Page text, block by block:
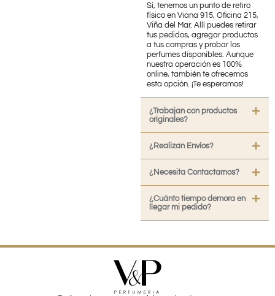
Sí, tenemos un punto de retiro
físico en Viana 915, Oficina 215,
Viña del Mar. Allí puedes retirar
tus pedidos, agregar productos
a tus compras y probar los
perfumes disponibles. Aunque
nuestra operación es 100%
online, también te ofrecemos
esta opción. ¡Te esperamos!
¿Trabajan con productos
originales?
¿Realizan Envíos?
¿Necesita Contactarnos?
¿Cuánto tiempo demora en
llegar mi pedido?